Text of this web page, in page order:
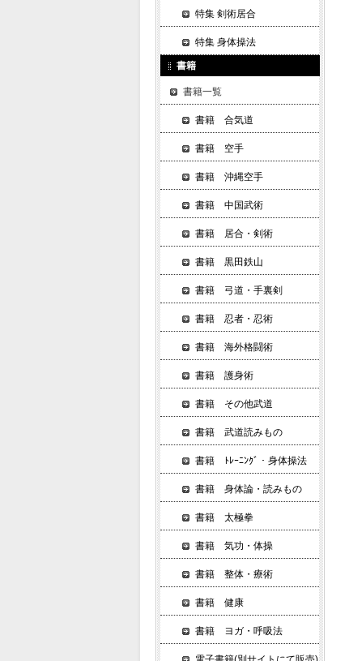
特集 剣術居合
特集 身体操法
書籍
書籍一覧
書籍 合気道
書籍 空手
書籍 沖縄空手
書籍 中国武術
書籍 居合・剣術
書籍 黒田鉄山
書籍 弓道・手裏剣
書籍 忍者・忍術
書籍 海外格闘術
書籍 護身術
書籍 その他武道
書籍 武道読みもの
書籍 ﾄﾚｰﾆﾝｸﾞ・身体操法
書籍 身体論・読みもの
書籍 太極拳
書籍 気功・体操
書籍 整体・療術
書籍 健康
書籍 ヨガ・呼吸法